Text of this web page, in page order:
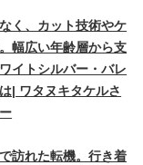
く、カット技術やケ
幅広い年齢層から支
イトシルバー・バレ
| ワタヌキタケルさ
訪れた転機。行き着